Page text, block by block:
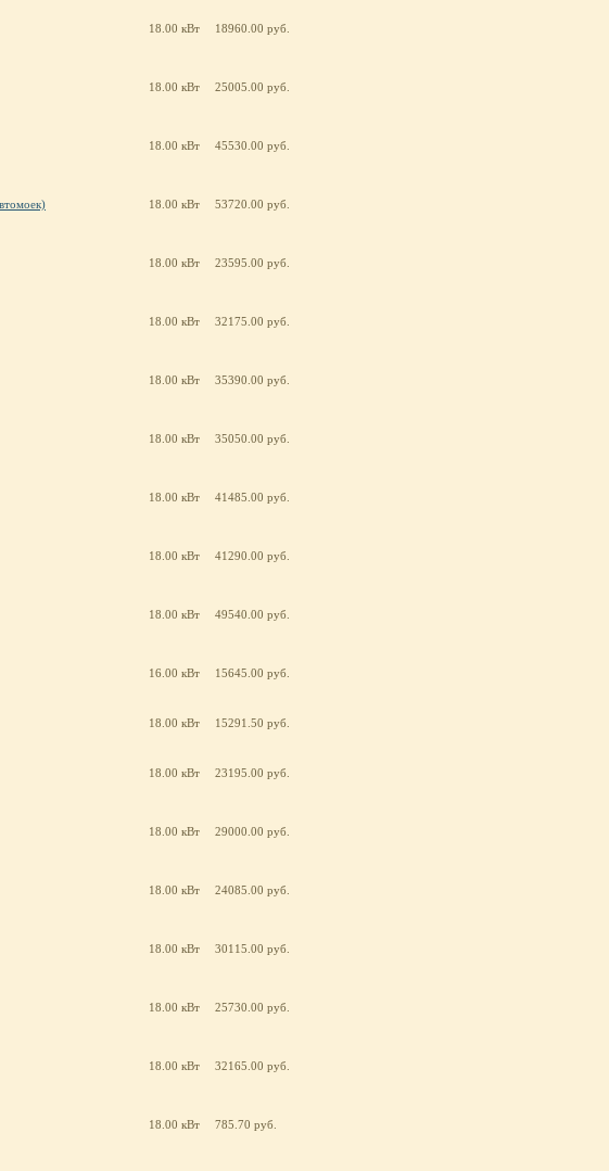
18.00 кВт 18960.00 руб.
18.00 кВт 25005.00 руб.
18.00 кВт 45530.00 руб.
18.00 кВт 53720.00 руб.
18.00 кВт 23595.00 руб.
18.00 кВт 32175.00 руб.
18.00 кВт 35390.00 руб.
18.00 кВт 35050.00 руб.
18.00 кВт 41485.00 руб.
18.00 кВт 41290.00 руб.
18.00 кВт 49540.00 руб.
16.00 кВт 15645.00 руб.
18.00 кВт 15291.50 руб.
18.00 кВт 23195.00 руб.
18.00 кВт 29000.00 руб.
18.00 кВт 24085.00 руб.
18.00 кВт 30115.00 руб.
18.00 кВт 25730.00 руб.
18.00 кВт 32165.00 руб.
18.00 кВт 785.70 руб.